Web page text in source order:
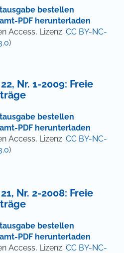
bestellen
PDF herunterladen
Access, Lizenz: CC BY-NC-
)
Nr. 1-2009: Freie
bestellen
PDF herunterladen
Access, Lizenz: CC BY-NC-
)
Nr. 2-2008: Freie
bestellen
PDF herunterladen
Access, Lizenz: CC BY-NC-